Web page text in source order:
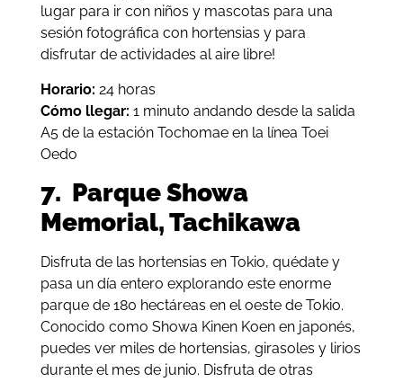
lugar para ir con niños y mascotas para una
sesión fotográfica con hortensias y para
disfrutar de actividades al aire libre!
Horario: 24 horas
Cómo llegar: 1 minuto andando desde la salida
A5 de la estación Tochomae en la línea Toei
Oedo
7. Parque Showa
Memorial, Tachikawa
Disfruta de las hortensias en Tokio, quédate y
pasa un día entero explorando este enorme
parque de 180 hectáreas en el oeste de Tokio.
Conocido como Showa Kinen Koen en japonés,
puedes ver miles de hortensias, girasoles y lirios
durante el mes de junio. Disfruta de otras